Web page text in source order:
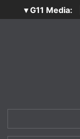
▾ G11 Media:
SecurityOpenLab